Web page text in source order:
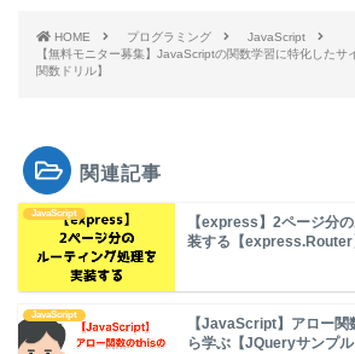
HOME プログラミング
JavaScript
【無料モニター募集】JavaScriptの関数学習に特化した
関数ドリル】
関連記事
JavaScript
【express】2ページ分
装する【express.Router
JavaScript
【JavaScript】アロー
ら学ぶ【JQueryサンプル